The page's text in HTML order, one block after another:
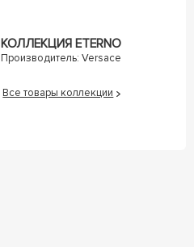
КОЛЛЕКЦИЯ ETERNO
Производитель: Versace
Все товары коллекции